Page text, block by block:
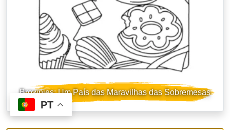
Brownies: Um País das Maravilhas das Sobremesas
PT